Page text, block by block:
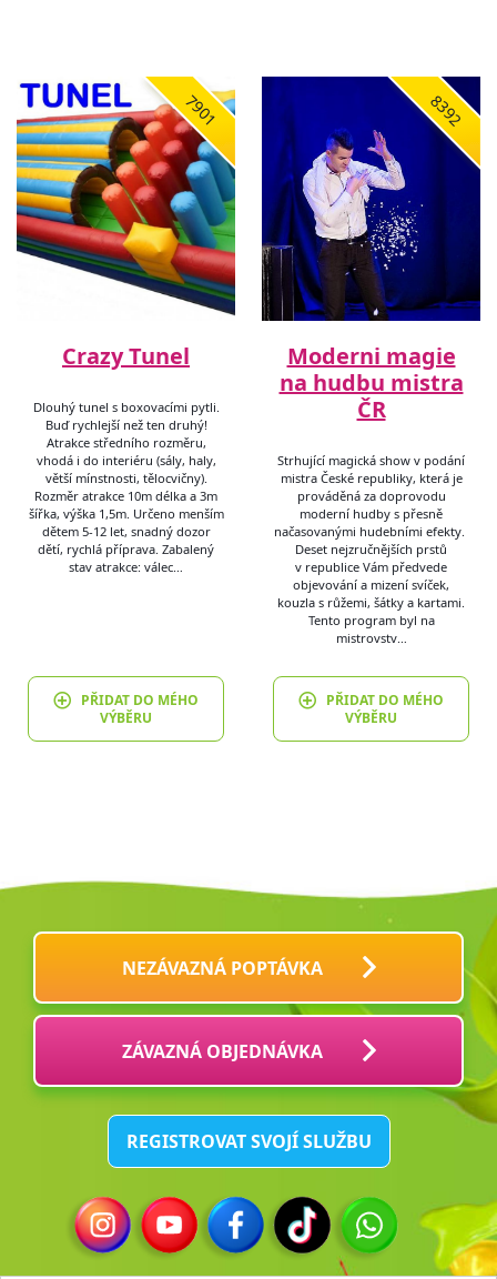
7901
Crazy Tunel
Dlouhý tunel s boxovacími pytli.
Buď rychlejší než ten druhý!
Atrakce středního rozměru,
vhodá i do interiéru (sály, haly,
větší mínstnosti, tělocvičny).
Rozměr atrakce 10m délka a 3m
šířka, výška 1,5m. Určeno menším
dětem 5-12 let, snadný dozor
dětí, rychlá příprava. Zabalený
stav atrakce: válec…
PŘIDAT DO MÉHO
VÝBĚRU
8392
Moderni magie
na hudbu mistra
ČR
Strhující magická show v podání
mistra České republiky, která je
prováděná za doprovodu
moderní hudby s přesně
načasovanými hudebními efekty.
Deset nejzručnějších prstů
v republice Vám předvede
objevování a mizení svíček,
kouzla s růžemi, šátky a kartami.
Tento program byl na
mistrovstv…
PŘIDAT DO MÉHO
VÝBĚRU
NEZÁVAZNÁ POPTÁVKA
ZÁVAZNÁ OBJEDNÁVKA
REGISTROVAT SVOJÍ SLUŽBU